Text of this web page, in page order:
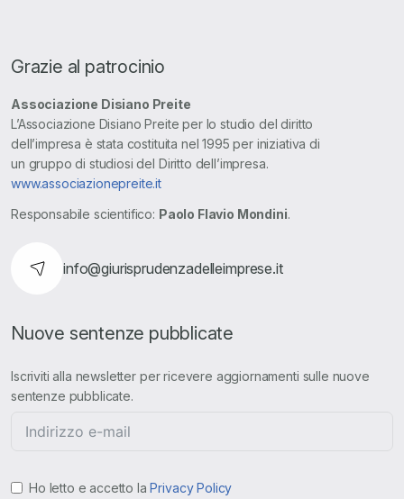
Grazie al patrocinio
Associazione Disiano Preite
L’Associazione Disiano Preite per lo studio del diritto
dell’impresa è stata costituita nel 1995 per iniziativa di
un gruppo di studiosi del Diritto dell’impresa.
www.associazionepreite.it
Responsabile scientifico: Paolo Flavio Mondini.
info@giurisprudenzadelleimprese.it
Nuove sentenze pubblicate
Iscriviti alla newsletter per ricevere aggiornamenti sulle nuove
sentenze pubblicate.
Ho letto e accetto laPrivacy Policy